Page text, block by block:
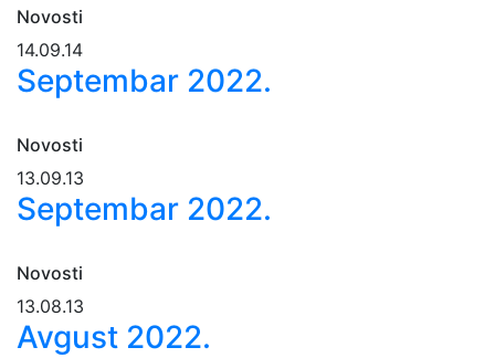
Novosti
14.09.14
Septembar 2022.
Novosti
13.09.13
Septembar 2022.
Novosti
13.08.13
Avgust 2022.